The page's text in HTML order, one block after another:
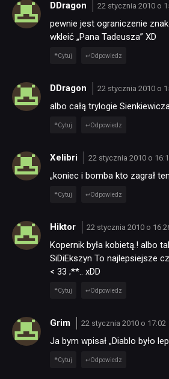
DDragon 22 stycznia 2010 o
pewnie jest ograniczenie
wkleić „Pana Tadeusza” XD
Cytuj Odpowiedz
DDragon 22 stycznia 2010 o
albo całą trylogie
Cytuj Odpowiedz
Xelibri 22 stycznia 2010 o
„koniec i bomba kto zagrał
Cytuj Odpowiedz
Hiktor 22 stycznia 2010 o
Kopernik była kobietą.! albo
SiDiEkszyn To najlepsiejsze
< 33 ;**.. xDD
Cytuj Odpowiedz
Grim 22 stycznia 2010 o 17:02
Ja bym wpisał „Diablo było
Cytuj Odpowiedz